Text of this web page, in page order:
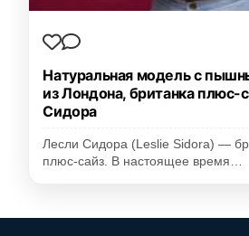
Натуральная модель с
из Лондона, британка плюс-
Сидора
Лесли Сидора (Leslie Sidora) —
плюс-сайз. В настоящее время…